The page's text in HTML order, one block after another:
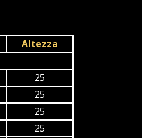
Altezza
25
25
25
25